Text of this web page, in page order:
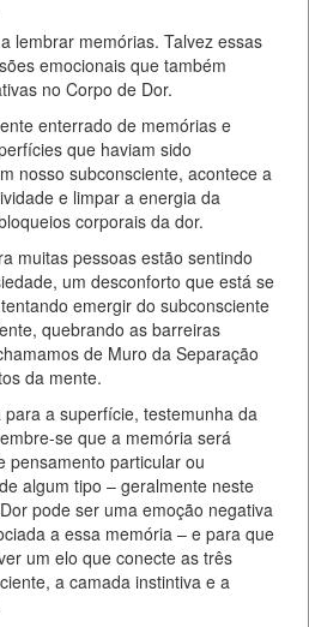
lembrar memórias. Talvez essas
emocionais que também
no Corpo de Dor.
enterrado de memórias e
que haviam sido
nosso subconsciente, acontece a
e limpar a energia da
corporais da dor.
muitas pessoas estão sentindo
um desconforto que está se
emergir do subconsciente
quebrando as barreiras
de Muro da Separação
da mente.
a superfície, testemunha da
se que a memória será
pensamento particular ou
algum tipo – geralmente neste
pode ser uma emoção negativa
a essa memória – e para que
um elo que conecte as três
a camada instintiva e a